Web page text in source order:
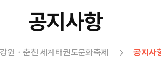
공지사항
강원ㆍ춘천 세계태권도문화축제 공지사